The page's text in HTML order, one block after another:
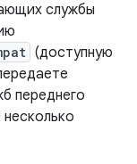
службы
(доступную
переднего